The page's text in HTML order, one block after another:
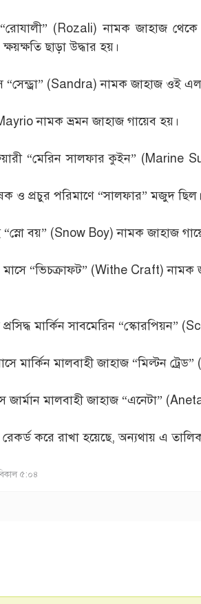
“রোযালী” (Rozali) নামক জাহাজ
ছাড়া উদ্ধার হয়।
(Sandra) নামক জাহাজ ওই
নামক ভ্রমন জাহাজ গায়েব হয়।
“মেরিন সালফার কুইন” (Marine
ও প্রচুর পরিমাণে “সালফার” মজুদ ছিল।
বয়” (Snow Boy) নামক জাহাজ
“ভিচক্রাফট” (Withe Craft)
মার্কিন সাবমেরিন “স্কোরপিয়ন”
মার্কিন মালবাহী জাহাজ “মিল্টন
জার্মান মালবাহী জাহাজ “এনেটা”
করে রাখা হয়েছে, অন্যথায় এ
৫:০৪